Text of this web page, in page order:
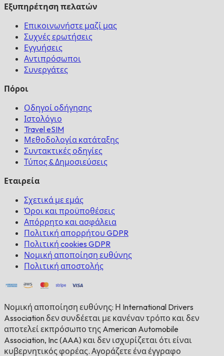
Εξυπηρέτηση πελατών
Επικοινωνήστε μαζί μας
Συχνές ερωτήσεις
Εγγυήσεις
Αντιπρόσωποι
Συνεργάτες
Πόροι
Οδηγοί οδήγησης
Ιστολόγιο
Travel eSIM
Μεθοδολογία κατάταξης
Συντακτικές οδηγίες
Τύπος & Δημοσιεύσεις
Εταιρεία
Σχετικά με εμάς
Όροι και προϋποθέσεις
Απόρρητο και ασφάλεια
Πολιτική απορρήτου GDPR
Πολιτική cookies GDPR
Νομική αποποίηση ευθύνης
Πολιτική αποστολής
Νομική αποποίηση ευθύνης: Η International Drivers
Association δεν συνδέεται με κανέναν τρόπο και δεν
αποτελεί εκπρόσωπο της American Automobile
Association, Inc (AAA) και δεν ισχυρίζεται ότι είναι
κυβερνητικός φορέας. Αγοράζετε ένα έγγραφο